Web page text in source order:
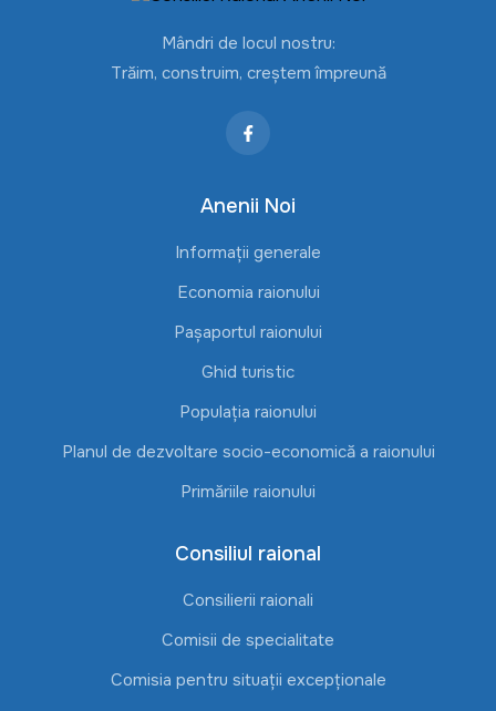
Mândri de locul nostru:
Trăim, construim, creștem împreună
Anenii Noi
Informații generale
Economia raionului
Pașaportul raionului
Ghid turistic
Populația raionului
Planul de dezvoltare socio-economică a raionului
Primăriile raionului
Consiliul raional
Consilierii raionali
Comisii de specialitate
Comisia pentru situații excepționale